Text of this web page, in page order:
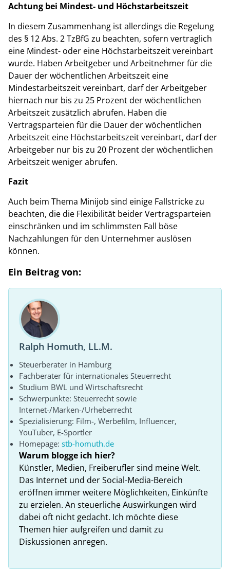
Achtung bei Mindest- und Höchstarbeitszeit
In diesem Zusammenhang ist allerdings die Regelung
des § 12 Abs. 2 TzBfG zu beachten, sofern vertraglich
eine Mindest- oder eine Höchstarbeitszeit vereinbart
wurde. Haben Arbeitgeber und Arbeitnehmer für die
Dauer der wöchentlichen Arbeitszeit eine
Mindestarbeitszeit vereinbart, darf der Arbeitgeber
hiernach nur bis zu 25 Prozent der wöchentlichen
Arbeitszeit zusätzlich abrufen. Haben die
Vertragsparteien für die Dauer der wöchentlichen
Arbeitszeit eine Höchstarbeitszeit vereinbart, darf der
Arbeitgeber nur bis zu 20 Prozent der wöchentlichen
Arbeitszeit weniger abrufen.
Fazit
Auch beim Thema Minijob sind einige Fallstricke zu
beachten, die die Flexibilität beider Vertragsparteien
einschränken und im schlimmsten Fall böse
Nachzahlungen für den Unternehmer auslösen
können.
Ein Beitrag von:
Ralph Homuth, LL.M.
Steuerberater in Hamburg
Fachberater für internationales Steuerrecht
Studium BWL und Wirtschaftsrecht
Schwerpunkte: Steuerrecht sowie
Internet-/Marken-/Urheberrecht
Spezialisierung: Film-, Werbefilm, Influencer,
YouTuber, E-Sportler
Homepage: stb-homuth.de
Warum blogge ich hier?
Künstler, Medien, Freiberufler sind meine Welt.
Das Internet und der Social-Media-Bereich
eröffnen immer weitere Möglichkeiten, Einkünfte
zu erzielen. An steuerliche Auswirkungen wird
dabei oft nicht gedacht. Ich möchte diese
Themen hier aufgreifen und damit zu
Diskussionen anregen.